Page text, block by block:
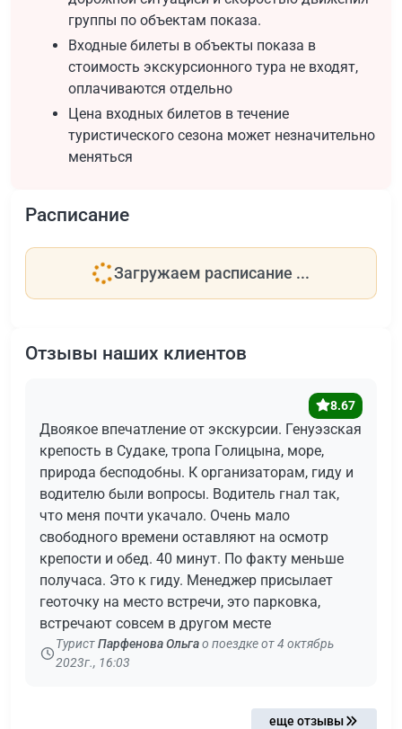
группы по объектам показа.
Входные билеты в объекты показа в
стоимость экскурсионного тура не входят,
оплачиваются отдельно
Цена входных билетов в течение
туристического сезона может незначительно
меняться
Расписание
Загружаем расписание ...
Отзывы наших клиентов
8.67
Двоякое впечатление от экскурсии. Генуэзская
крепость в Судаке, тропа Голицына, море,
природа бесподобны. К организаторам, гиду и
водителю были вопросы. Водитель гнал так,
что меня почти укачало. Очень мало
свободного времени оставляют на осмотр
крепости и обед. 40 минут. По факту меньше
получаса. Это к гиду. Менеджер присылает
геоточку на место встречи, это парковка,
встречают совсем в другом месте
ТуристПарфенова Ольгао поездке от 4 октябрь
2023г., 16:03
еще отзывы